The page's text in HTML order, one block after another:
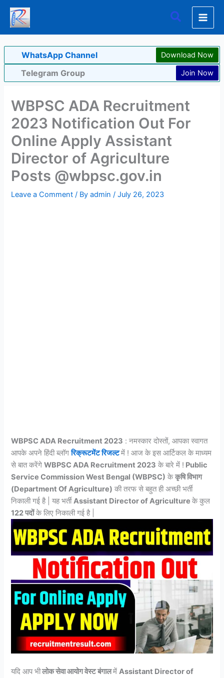
Skip
content
Search
WhatsApp Channel Download Now
Telegram Group Join Now
WBPSC ADA Recruitment
2023 Notification Out For
Online Apply Assistant
Director of Agriculture
Posts @wbpsc.gov.in
Leave a Comment / Byadmin/July 26, 2023
WBPSC ADA Recruitment 2023 : नमस्कार दोस्तों, आपका स्वागत
आपके अपने हिंदी ब्लॉगरिक्रूटमेंट रिजल्टमें ! आज के इस आर्टिकल के माध्यम
से बात करेंगेWBPSC ADA Recruitment 2023 के बारे में ! Public
Service Commission West Bengal (WBPSC) केकृषि विभाग
(Department Of Agriculture) की तरफ से बहुत ही अच्छी भर्ती
निकाली गई है | यह भर्तीAssistant Director of Agricultureके कुल
122 पदोंके लिए निकाली गई है |
यदि आप भीलोक सेवा आयोग वेस्ट बंगालमें Assistant Director of